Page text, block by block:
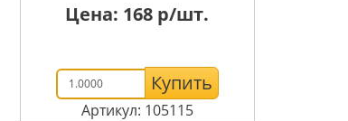
Цена: 168 р/шт.
Купить
Артикул: 105115